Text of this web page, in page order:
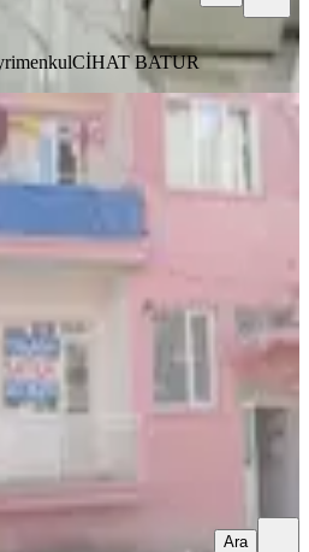
CİHAT BATUR
Nuriye Mah.
Giriş Satılık Daire
·Yüksek giriş·06.08.2026
Furkan ÇATAL
Ara